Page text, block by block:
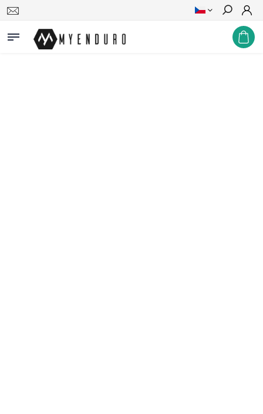
Hledat